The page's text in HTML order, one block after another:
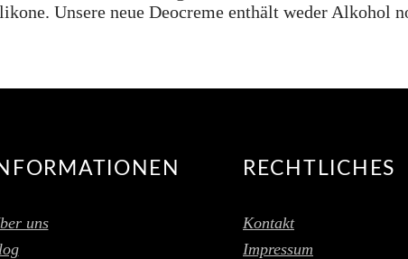
Unsere neue Deocreme enthält weder Alkohol
uns
RECHTLICHES
Kontakt
Impressum